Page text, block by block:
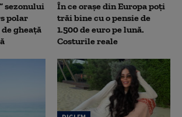
sezonului
polar
gheață
În ce orașe din Europa poți
trăi bine cu o pensie de
1.500 de euro pe lună.
Costurile reale